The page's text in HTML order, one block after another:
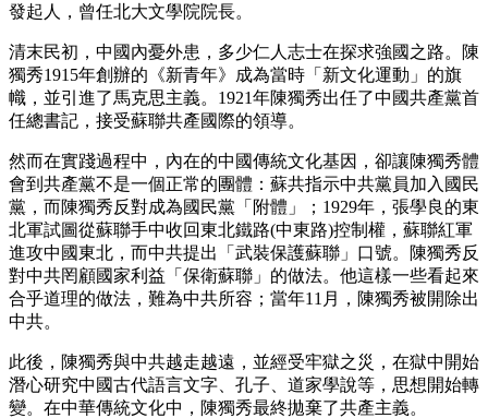
發起人，曾任北大文學院院長。
清末民初，中國內憂外患，多少仁人志士在探求強國之路。陳
獨秀1915年創辦的《新青年》成為當時「新文化運動」的旗
幟，並引進了馬克思主義。1921年陳獨秀出任了中國共產黨首
任總書記，接受蘇聯共產國際的領導。
然而在實踐過程中，內在的中國傳統文化基因，卻讓陳獨秀體
會到共產黨不是一個正常的團體：蘇共指示中共黨員加入國民
黨，而陳獨秀反對成為國民黨「附體」；1929年，張學良的東
北軍試圖從蘇聯手中收回東北鐵路(中東路)控制權，蘇聯紅軍
進攻中國東北，而中共提出「武裝保護蘇聯」口號。陳獨秀反
對中共罔顧國家利益「保衛蘇聯」的做法。他這樣一些看起來
合乎道理的做法，難為中共所容；當年11月，陳獨秀被開除出
中共。
此後，陳獨秀與中共越走越遠，並經受牢獄之災，在獄中開始
潛心研究中國古代語言文字、孔子、道家學說等，思想開始轉
變。在中華傳統文化中，陳獨秀最終拋棄了共產主義。